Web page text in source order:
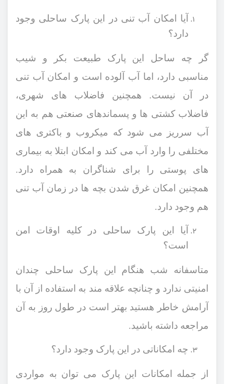
آیا امکان آب ‌تنی در این پارک ساحلی وجود
دارد؟
گر چه ساحل این پارک طبیعت بکر و شیب
مناسبی دارد، اما آب آلوده است و امکان آب ‌تنی
در آن نیست. همچنین فاضلاب ‌های شهری،
فاضلاب کشتی‌ ها و پسماندهای صنعتی هم به این
آب سرریز می ‌شود که میکروب و باکتری ‌های
مختلفی را وارد آب می ‌کند و امکان ابتلا به بیماری
‌های پوستی را برای شناگران به همراه دارد.
همچنین امکان غرق ‌شدن بچه ‌ها در زمان آب ‌تنی
هم وجود دارد.
آیا این پارک ساحلی در کلیه اوقات امن
است؟
متاسفانه شب هنگام این پارک ساحلی چندان
امنیتی ندارد و چنانچه علاقه مند به استفاده از آن با
آرامش خاطر هستید بهتر است در طول روز به آن
مراجعه داشته باشید.
چه امکاناتی در این پارک وجود دارد؟
از جمله امکانات این پارک می ‌توان به مواردی